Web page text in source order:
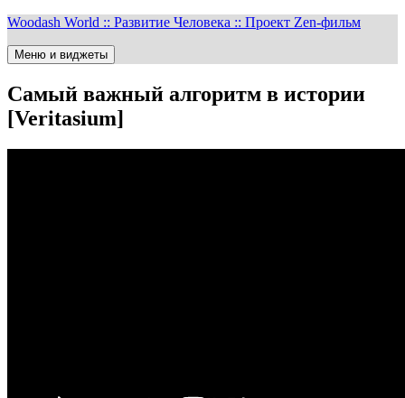
Перейти
содержимому
Woodash World :: Развитие Человека :: Проект Zen-фильм
Меню и виджеты
Самый важный алгоритм в истории
[Veritasium]